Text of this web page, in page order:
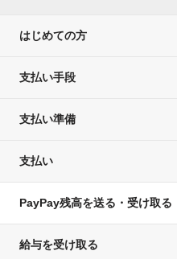
はじめての方
支払い手段
支払い準備
支払い
PayPay残高を送る・受け取る
給与を受け取る